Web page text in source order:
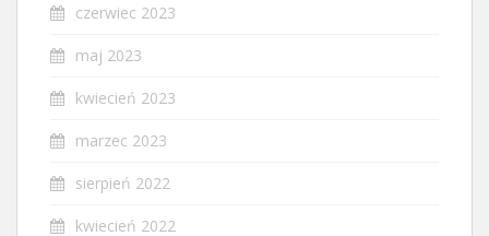
czerwiec 2023
maj 2023
kwiecień 2023
marzec 2023
sierpień 2022
kwiecień 2022